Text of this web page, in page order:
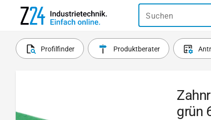
Suchen
Profilfinder Produktberater
grün